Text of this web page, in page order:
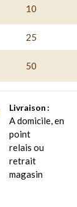
10
25
50
Livraison
A domicile, en
point
relais ou
retrait
magasin